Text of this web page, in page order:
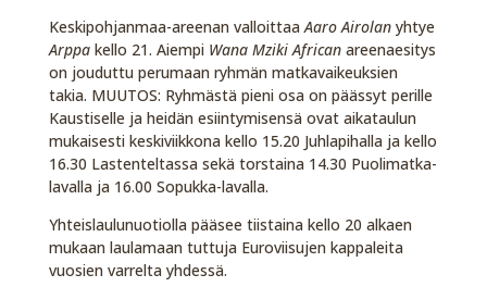
Keskipohjanmaa-areenan valloittaa Aaro Airolan yhtye
Arppakello 21. Aiempi Wana Mziki Africanareenaesitys
on jouduttu perumaan ryhmän matkavaikeuksien
takia. MUUTOS: Ryhmästä pieni osa on päässyt perille
Kaustiselle ja heidän esiintymisensä ovat aikataulun
mukaisesti keskiviikkona kello 15.20 Juhlapihalla ja kello
16.30 Lastenteltassa sekä torstaina 14.30 Puolimatka-
lavalla ja 16.00 Sopukka-lavalla.
Yhteislaulunuotiolla pääsee tiistaina kello 20 alkaen
mukaan laulamaan tuttuja Euroviisujen kappaleita
vuosien varrelta yhdessä.